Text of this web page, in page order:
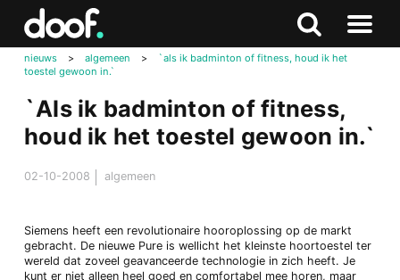
Zoeken
Naar
nieuws > algemeen >
`als ik badminton of fitness, houd ik het
toestel gewoon in.`
`Als ik badminton of fitness,
houd ik het toestel gewoon in.`
02-10-2008 algemeen
Siemens heeft een revolutionaire hooroplossing op de markt
gebracht. De nieuwe Pure is wellicht het kleinste hoortoestel ter
wereld dat zoveel geavanceerde technologie in zich heeft. Je
kunt er niet alleen heel goed en comfortabel mee horen, maar
Doof.nl
Zoeken
naar